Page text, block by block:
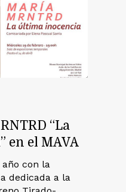
“La
en el MAVA
año con la
dedicada a la